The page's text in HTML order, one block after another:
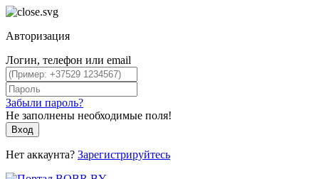
Авторизация
Логин, телефон или email
Забыли пароль?
Не заполнены необходимые поля!
Вход
Нет аккаунта? Зарегистрируйтесь